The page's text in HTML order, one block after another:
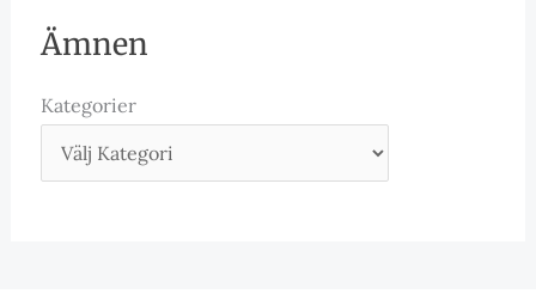
Ämnen
Kategorier